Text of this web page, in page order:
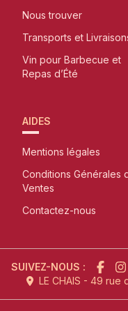
Nous trouver
Transports et
Vin pour Barbecue et
Repas d’Été
AIDES
Mentions légales
Conditions Générales
Ventes
Contactez-nous
SUIVEZ-NOUS :
LE CHAIS - 49